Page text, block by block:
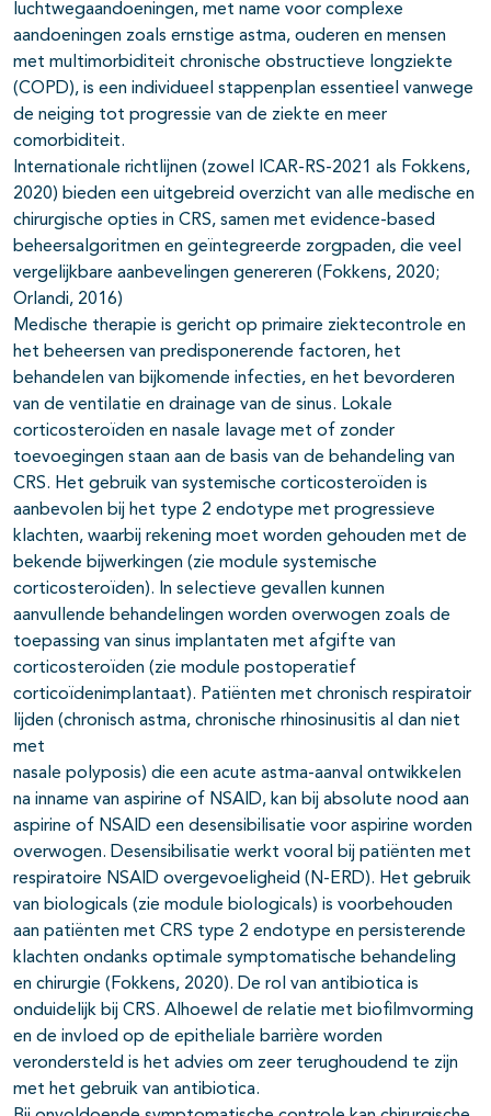
luchtwegaandoeningen, met name voor complexe
aandoeningen zoals ernstige astma, ouderen en mensen
met multimorbiditeit chronische obstructieve longziekte
(COPD), is een individueel stappenplan essentieel vanwege
de neiging tot progressie van de ziekte en meer
comorbiditeit.
Internationale richtlijnen (zowel ICAR-RS-2021 als Fokkens,
2020) bieden een uitgebreid overzicht van alle medische en
chirurgische opties in CRS, samen met evidence-based
beheersalgoritmen en geïntegreerde zorgpaden, die veel
vergelijkbare aanbevelingen genereren (Fokkens, 2020;
Orlandi, 2016)
Medische therapie is gericht op primaire ziektecontrole en
het beheersen van predisponerende factoren, het
behandelen van bijkomende infecties, en het bevorderen
van de ventilatie en drainage van de sinus. Lokale
corticosteroïden en nasale lavage met of zonder
toevoegingen staan aan de basis van de behandeling van
CRS. Het gebruik van systemische corticosteroïden is
aanbevolen bij het type 2 endotype met progressieve
klachten, waarbij rekening moet worden gehouden met de
bekende bijwerkingen (zie module systemische
corticosteroïden). In selectieve gevallen kunnen
aanvullende behandelingen worden overwogen zoals de
toepassing van sinus implantaten met afgifte van
corticosteroïden (zie module postoperatief
corticoïdenimplantaat). Patiënten met chronisch respiratoir
lijden (chronisch astma, chronische rhinosinusitis al dan niet
met
nasale polyposis) die een acute astma-aanval ontwikkelen
na inname van aspirine of NSAID, kan bij absolute nood aan
aspirine of NSAID een desensibilisatie voor aspirine worden
overwogen. Desensibilisatie werkt vooral bij patiënten met
respiratoire NSAID overgevoeligheid (N-ERD). Het gebruik
van biologicals (zie module biologicals) is voorbehouden
aan patiënten met CRS type 2 endotype en persisterende
klachten ondanks optimale symptomatische behandeling
en chirurgie (Fokkens, 2020). De rol van antibiotica is
onduidelijk bij CRS. Alhoewel de relatie met biofilmvorming
en de invloed op de epitheliale barrière worden
verondersteld is het advies om zeer terughoudend te zijn
met het gebruik van antibiotica.